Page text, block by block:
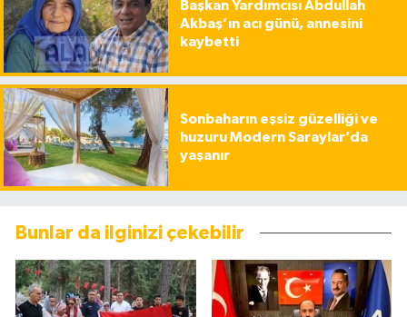
Başkan Yardımcısı Abdullah
Akbaş’ın acı günü, annesini
kaybetti
Sonbaharın eşsiz güzelliği ve
huzuru Modern Saraylar’da
yaşanır
Bunlar da ilginizi çekebilir